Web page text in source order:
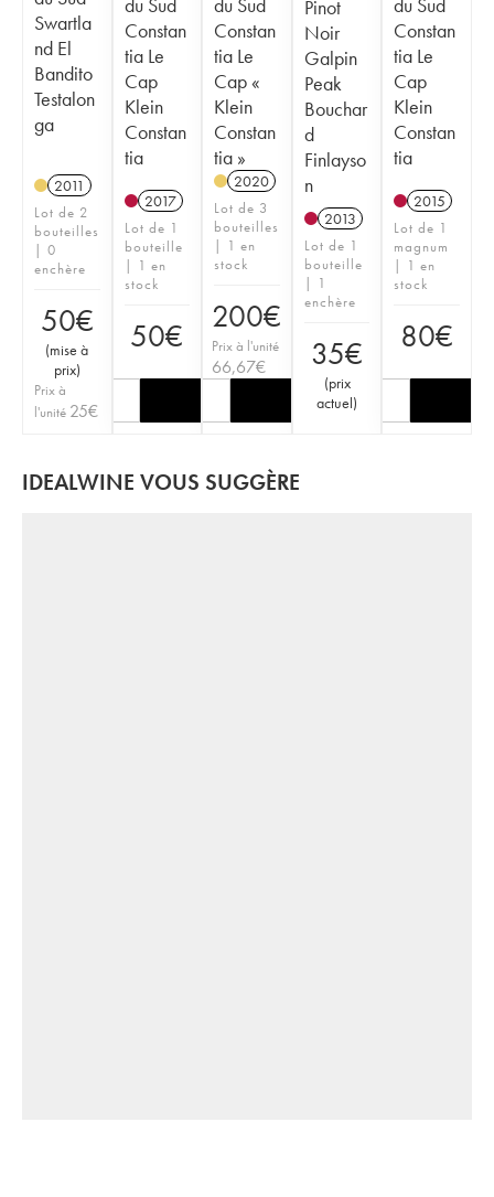
Swartla
nd El
Bandito
Testalon
ga
2011
Lot de 2
bouteilles
| 0
enchère
50€
(mise à
prix)
Prix à
l'unité 25€
Constan
tia Le
Cap
Klein
Constan
tia
2017
Lot de 1
bouteille
| 1 en
stock
50€
Constan
tia Le
Cap «
Klein
Constan
tia »
2020
Lot de 3
bouteilles
| 1 en
stock
200€
Prix à l'unité
66,67€
Pinot
Noir
Galpin
Peak
Bouchar
d
Finlayso
n
2013
Lot de 1
bouteille
| 1
enchère
35€
(prix
actuel)
Constan
tia Le
Cap
Klein
Constan
tia
2015
Lot de 1
magnum
| 1 en
stock
80€
IDEALWINE VOUS SUGGÈRE